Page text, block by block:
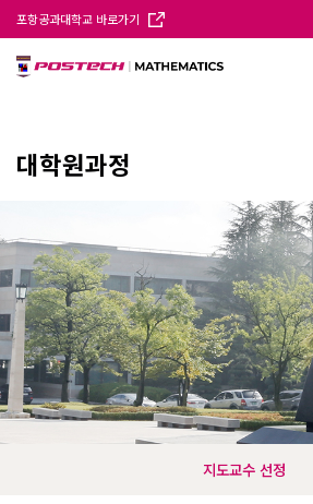
포항공과대학교 바로가기
대학원과정
지도교수 선정